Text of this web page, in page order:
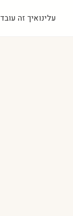
עלינואיך זה עובד